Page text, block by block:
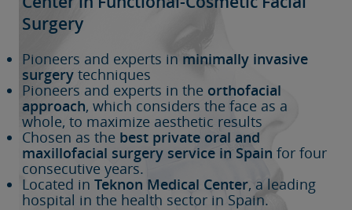
Surgery
Pioneers and experts in minimally invasive
surgery techniques
Pioneers and experts in the orthofacial
approach, which considers the face as a
whole, to maximize aesthetic results
Chosen as the best private oral and
maxillofacial surgery service in Spain for four
consecutive years.
Located in Teknon Medical Center, a leading
hospital in the health sector in Spain.